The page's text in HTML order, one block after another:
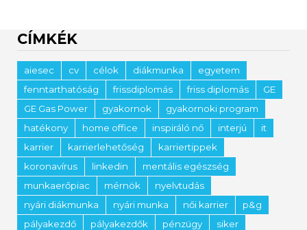
CÍMKÉK
aiesec cv célok diákmunka
egyetem
fenntarthatóság
frissdiplomás friss diplomás
GE
GE Gas Power
gyakornok
gyakornoki program
hatékony
home office inspiráló nő interjú
it
karrier
karrierlehetőség
karriertippek
koronavírus
linkedin
mentális egészség
munkaerőpiac
mérnök
nyelvtudás
nyári diákmunka
nyári munka női karrier
p&g
pályakezdő
pályakezdők pénzügy
siker